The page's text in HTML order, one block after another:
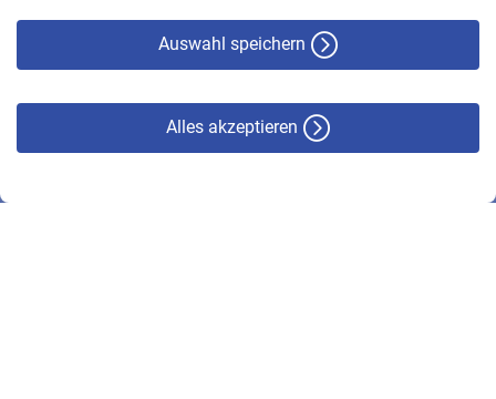
Auswahl speichern
Alles akzeptieren
© VBL 2026